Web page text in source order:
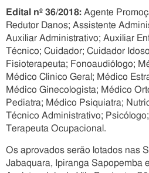
Edital nº 36/2018: Agente
Redutor Danos; Assistente
Auxiliar Administrativo; Auxiliar
Técnico; Cuidador; Cuidador
Fisioterapeuta; Fonoaudiólogo;
Médico Clinico Geral; Médico
Médico Ginecologista; Médico
Pediatra; Médico Psiquiatra;
Técnico Administrativo;
Terapeuta Ocupacional.
Os aprovados serão lotados nas
Jabaquara, Ipiranga Sapopemba